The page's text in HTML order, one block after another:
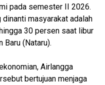
pada semester II 2026.
masyarakat adalah
30 persen saat libur
Baru (Nataru).
Airlangga
bertujuan menjaga